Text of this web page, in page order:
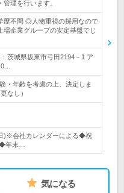
理を行います。
歴不問 ◎人物重視の採用なので
企業グループの安定基盤でじ
茨城県坂東市弓田2194－1 ア
・年齢を考慮の上、決定しま
なし）
)※会社カレンダーによる◆祝
年末…
気になる